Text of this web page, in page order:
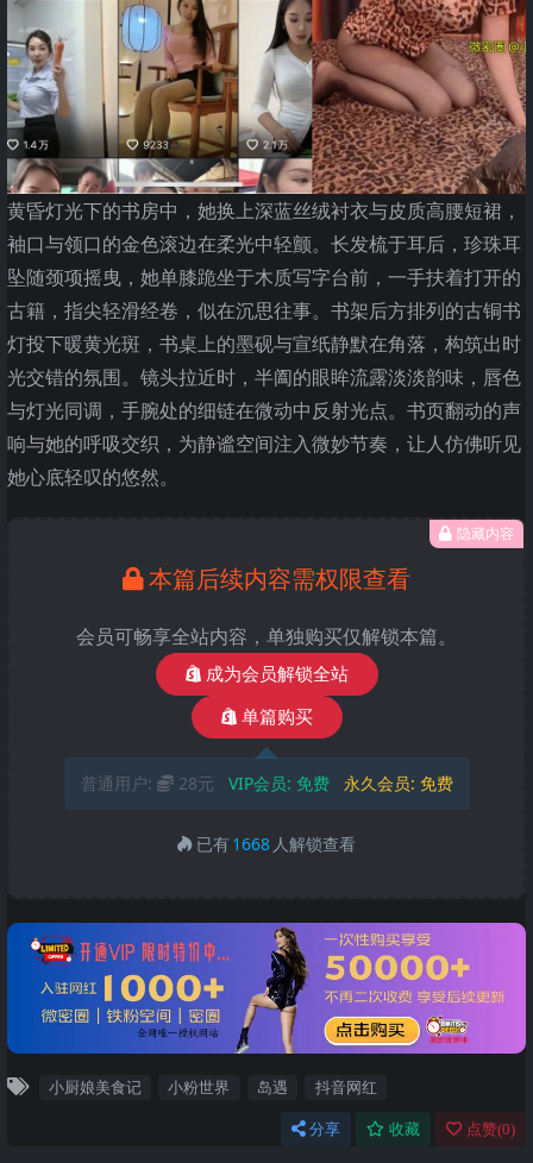
黄昏灯光下的书房中，她换上深蓝丝绒衬衣与皮质高腰短裙，
袖口与领口的金色滚边在柔光中轻颤。长发梳于耳后，珍珠耳
坠随颈项摇曳，她单膝跪坐于木质写字台前，一手扶着打开的
古籍，指尖轻滑经卷，似在沉思往事。书架后方排列的古铜书
灯投下暖黄光斑，书桌上的墨砚与宣纸静默在角落，构筑出时
光交错的氛围。镜头拉近时，半阖的眼眸流露淡淡韵味，唇色
与灯光同调，手腕处的细链在微动中反射光点。书页翻动的声
响与她的呼吸交织，为静谧空间注入微妙节奏，让人仿佛听见
她心底轻叹的悠然。
隐藏内容
本篇后续内容需权限查看
会员可畅享全站内容，单独购买仅解锁本篇。
成为会员解锁全站
单篇购买
普通用户: 28元 VIP会员: 免费 永久会员: 免费
已有1668 人解锁查看
小厨娘美食记 小粉世界 岛遇 抖音网红
分享 收藏 点赞(0)